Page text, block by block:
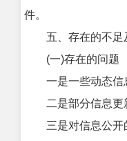
件。
五、存在的不足
(一)存在的问题
一是一些动态信
二是部分信息更
三是对信息公开的